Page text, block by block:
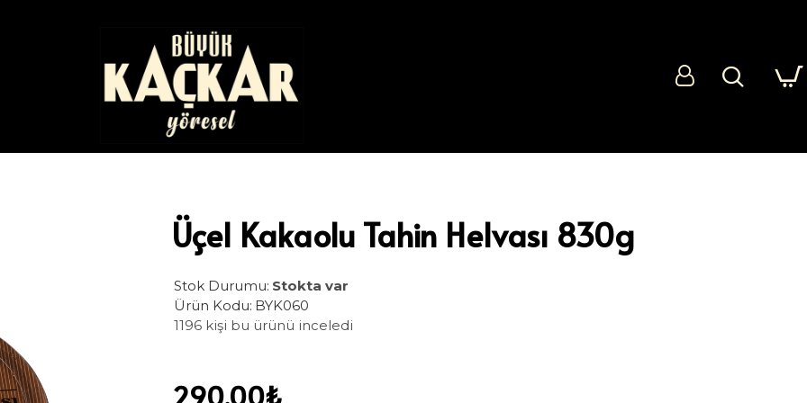
Üçel Kakaolu Tahin Helvası 830g
Stok Durumu: Stokta var
Ürün Kodu: BYK060
1196 kişi bu ürünü inceledi
290,00₺